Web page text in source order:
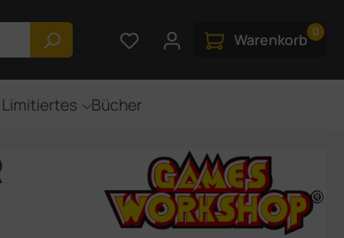
Du hast 0 Produkte auf dem
Warenkorb 0
Bücher